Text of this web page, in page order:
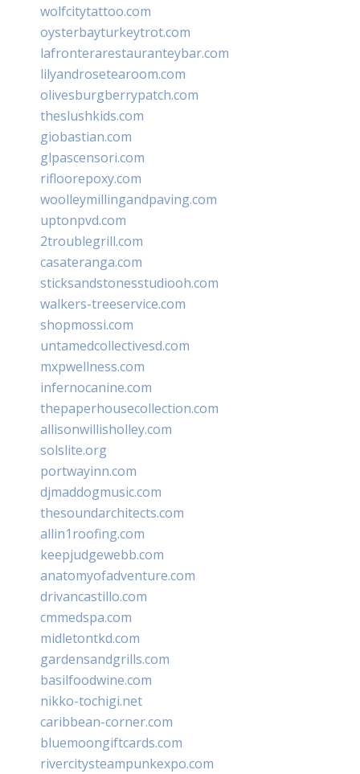
wolfcitytattoo.com
oysterbayturkeytrot.com
lafronterarestauranteybar.com
lilyandrosetearoom.com
olivesburgberrypatch.com
theslushkids.com
giobastian.com
glpascensori.com
rifloorepoxy.com
woolleymillingandpaving.com
uptonpvd.com
2troublegrill.com
casateranga.com
sticksandstonesstudiooh.com
walkers-treeservice.com
shopmossi.com
untamedcollectivesd.com
mxpwellness.com
infernocanine.com
thepaperhousecollection.com
allisonwillisholley.com
solslite.org
portwayinn.com
djmaddogmusic.com
thesoundarchitects.com
allin1roofing.com
keepjudgewebb.com
anatomyofadventure.com
drivancastillo.com
cmmedspa.com
midletontkd.com
gardensandgrills.com
basilfoodwine.com
nikko-tochigi.net
caribbean-corner.com
bluemoongiftcards.com
rivercitysteampunkexpo.com